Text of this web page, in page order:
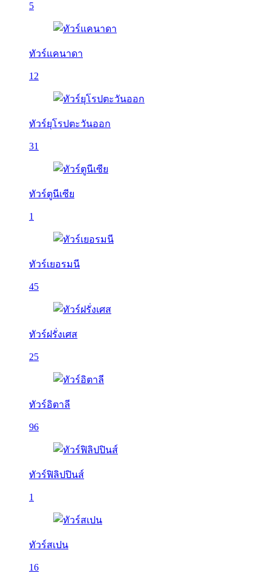
5
ทัวร์แคนาดา
12
ทัวร์ยุโรปตะวันออก
31
ทัวร์ตูนีเซีย
1
ทัวร์เยอรมนี
45
ทัวร์ฝรั่งเศส
25
ทัวร์อิตาลี
96
ทัวร์ฟิลิปปินส์
1
ทัวร์สเปน
16